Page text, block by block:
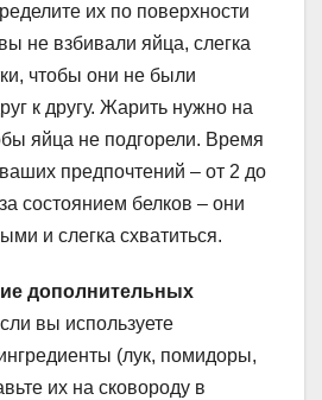
их по поверхности
не взбивали яйца, слегка
чтобы они не были
к другу. Жарить нужно на
яйца не подгорели. Время
предпочтений – от 2 до
состоянием белков – они
и слегка схватиться.
дополнительных
вы используете
(лук, помидоры,
их на сковороду в